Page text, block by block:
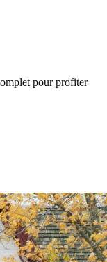
pour profiter